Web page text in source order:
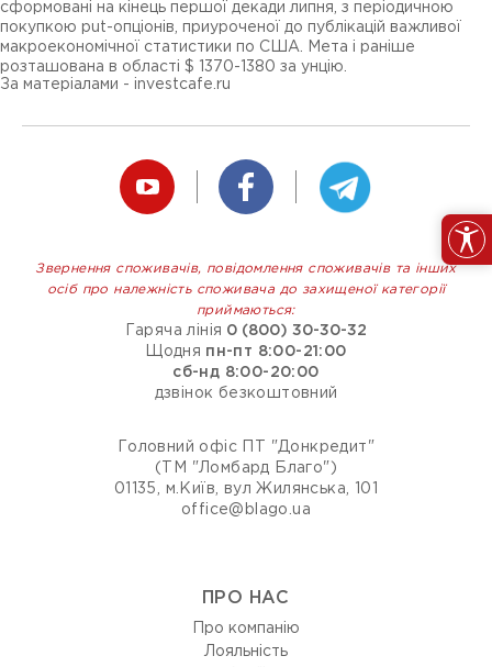
сформовані на кінець першої декади липня, з періодичною
покупкою put-опціонів, приуроченої до публікацій важливої ​​
макроекономічної статистики по США. Мета і раніше
розташована в області $ 1370-1380 за унцію.
За матеріалами - investcafe.ru
Звернення споживачів, повідомлення споживачів та інших
осіб про належність споживача до захищеної категорії
приймаються:
Гаряча лінія 0 (800) 30-30-32
Щодня пн-пт 8:00-21:00
сб-нд 8:00-20:00
дзвінок безкоштовний
Головний офіс ПТ "Донкредит"
(ТМ "Ломбард Благо")
01135, м.Київ, вул Жилянська, 101
office@blago.ua
ПРО НАС
Про компанію
Лояльність